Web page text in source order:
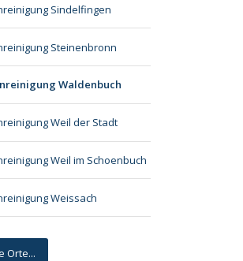
Sindelfingen
Steinenbronn
Waldenbuch
Weil der Stadt
Weil im Schoenbuch
Weissach
Orte...